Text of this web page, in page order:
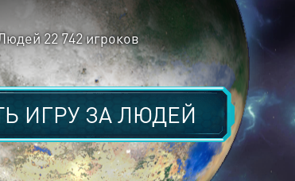
22 742игроков
ИГРУ ЗАЛЮДЕЙ